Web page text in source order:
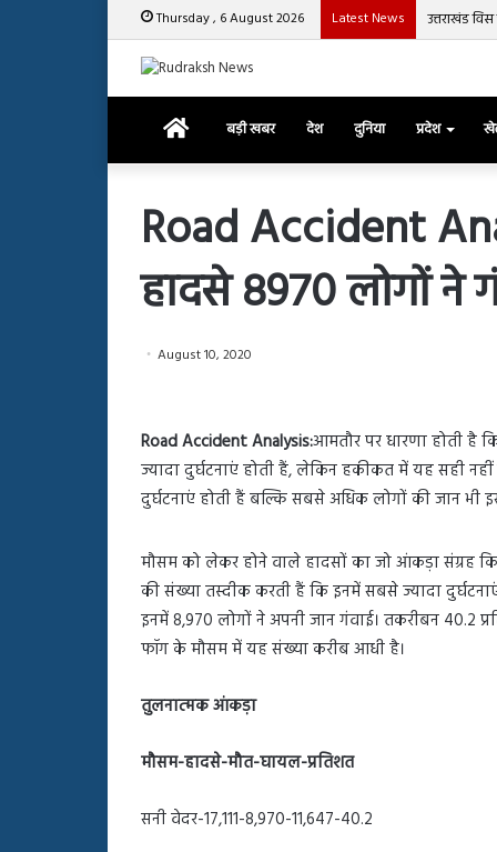
Thursday , 6 August 2026 Latest News उत्तराखंड
Home बड़ी खबर देश दुनिया प्रदेश
Road Accident
हादसे 8970 लोगों ने
August 10, 2020
Road Accident Analysis:आमतौर पर धारणा होती है
ज्यादा दुर्घटनाएं होती हैं, लेकिन हकीकत में यह सही
दुर्घटनाएं होती हैं बल्कि सबसे अधिक लोगों की जान भी
मौसम को लेकर होने वाले हादसों का जो आंकड़ा संग्रह
की संख्या तस्दीक करती हैं कि इनमें सबसे ज्यादा
इनमें 8,970 लोगों ने अपनी जान गंवाई। तकरीबन 40.2
फॉग के मौसम में यह संख्या करीब आधी है।
तुलनात्मक आंकड़ा
मौसम-हादसे-मौत-घायल-प्रतिशत
सनी वेदर-17,111-8,970-11,647-40.2
की की फिल्म ग्राउंड जीरो का
टीजर जारी, देंखे वीडियो…
रजत
दलाल
सबके
सामने
हुई
बहस
रुबीना
दिलैक
का
आया
रिएक्शन
रजत दलाल और आसिम
सबके सामने हुई बहस पर
आया रिएक्शन